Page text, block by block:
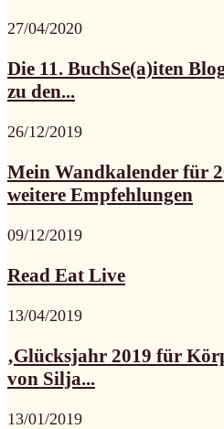
27/04/2020
Die 11. BuchSe(a)iten
zu den...
26/12/2019
Mein Wandkalender für
weitere Empfehlungen
09/12/2019
Read Eat Live
13/04/2019
‚Glücksjahr 2019 für
von Silja...
13/01/2019